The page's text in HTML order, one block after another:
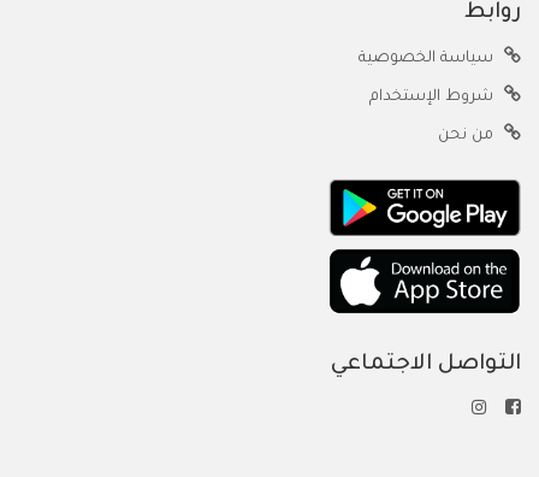
روابط
سياسة الخصوصية
شروط الإستخدام
من نحن
التواصل الاجتماعي